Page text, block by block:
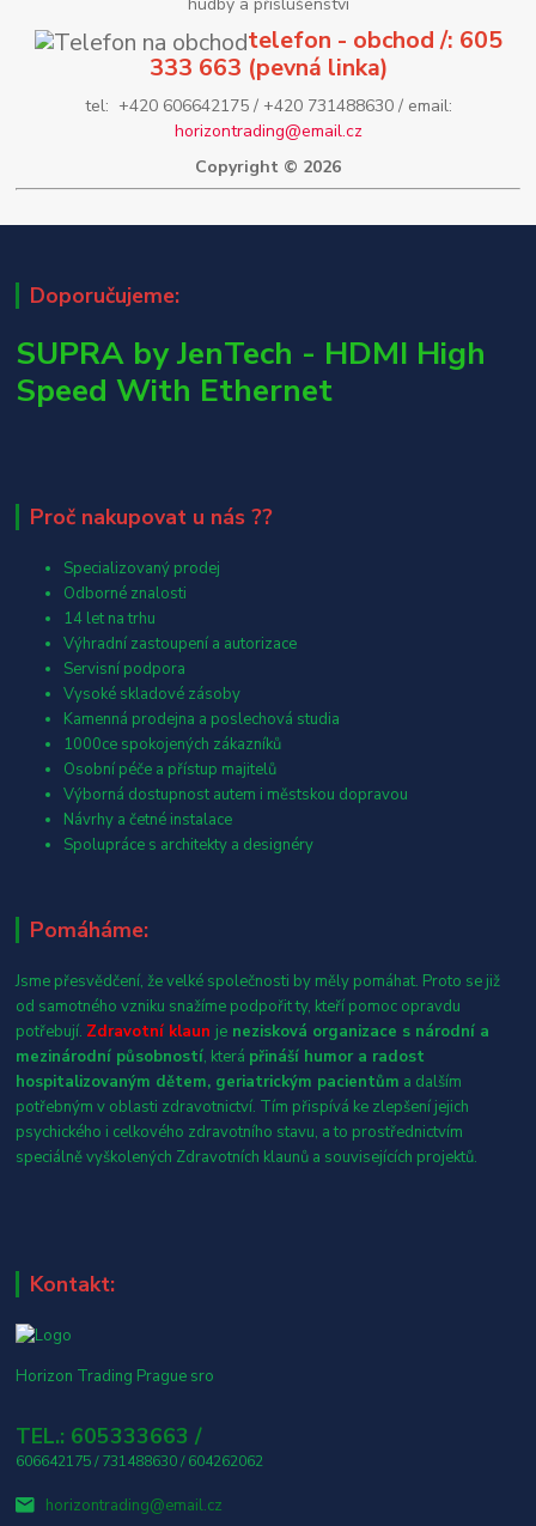
hudby a příslušenství
telefon - obchod /: 605
333 663 (pevná linka)
tel: +420 606642175 / +420 731488630 / email:
horizontrading@email.cz
Copyright © 2026
Doporučujeme:
SUPRA by JenTech - HDMI High
Speed With Ethernet
Proč nakupovat u nás ??
Specializovaný prodej
Odborné znalosti
14 let na trhu
Výhradní zastoupení a autorizace
Servisní podpora
Vysoké skladové zásoby
Kamenná prodejna a poslechová studia
1000ce spokojených zákazníků
Osobní péče a přístup majitelů
Výborná dostupnost autem i městskou dopravou
Návrhy a četné instalace
Spolupráce s architekty a designéry
Pomáháme:
Jsme přesvědčení, že velké společnosti by měly pomáhat. Proto se již
od samotného vzniku snažíme podpořit ty, kteří pomoc opravdu
potřebují. Zdravotní klaun je nezisková organizace s národní a
mezinárodní působností, která přináší humor a radost
hospitalizovaným dětem, geriatrickým pacientům a dalším
potřebným v oblasti zdravotnictví. Tím přispívá ke zlepšení jejich
psychického i celkového zdravotního stavu, a to prostřednictvím
speciálně vyškolených Zdravotních klaunů a souvisejících projektů.
Kontakt:
Horizon Trading Prague sro
TEL.: 605333663 /
606642175 / 731488630 / 604262062
horizontrading@email.cz